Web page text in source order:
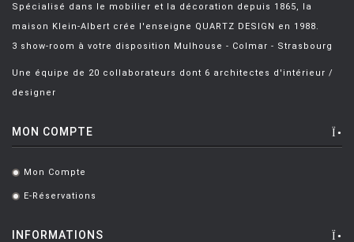
KNOLL
KRISTALIA
LA CHANCE
LEXON
LOUIS POULSEN
Spécialisé dans le mobilier et la décoration depuis 1865, la
maison Klein-Albert crée l'enseigne QUARTZ DESIGN en 1988.
3 show-room à votre disposition Mulhouse - Colmar - Strasbourg
Une équipe de 20 collaborateurs dont 6 architectes d'intérieur /
designer
MON COMPTE
. Mon Compte
. E-Réservations
INFORMATIONS